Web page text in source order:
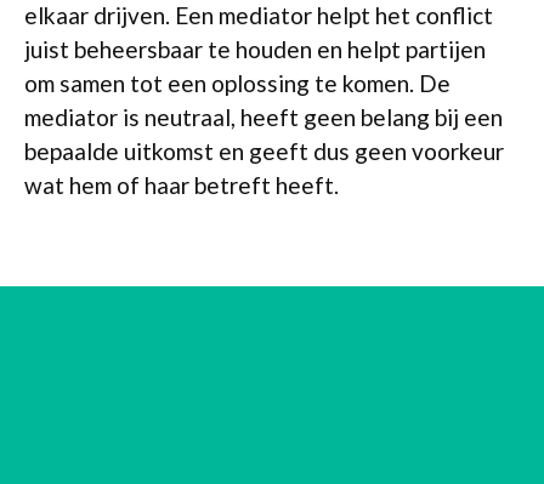
elkaar drijven. Een mediator helpt het conflict
juist beheersbaar te houden en helpt partijen
om samen tot een oplossing te komen. De
mediator is neutraal, heeft geen belang bij een
bepaalde uitkomst en geeft dus geen voorkeur
wat hem of haar betreft heeft.